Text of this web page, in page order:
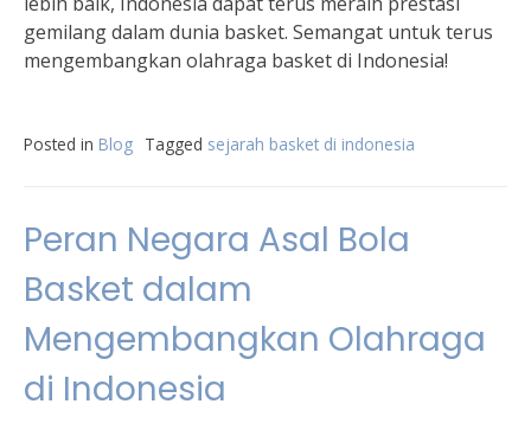
gemilang dalam dunia basket. Semangat untuk terus
mengembangkan olahraga basket di Indonesia!
Posted in Blog Tagged sejarah basket di indonesia
Peran Negara Asal Bola
Basket dalam
Mengembangkan Olahraga
di Indonesia